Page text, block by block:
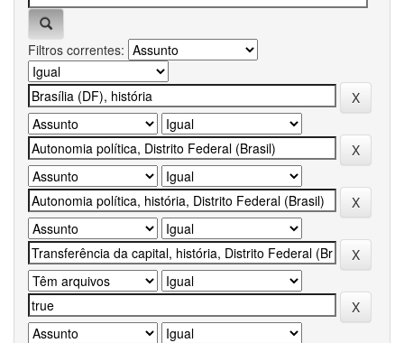
Filtros correntes: